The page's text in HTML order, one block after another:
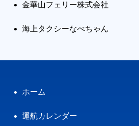
金華山フェリー株式会社
海上タクシーなべちゃん
ホーム
運航カレンダー